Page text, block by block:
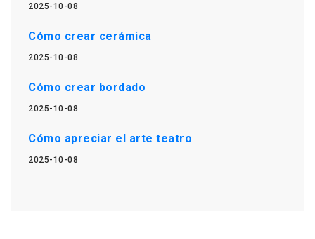
2025-10-08
Cómo crear cerámica
2025-10-08
Cómo crear bordado
2025-10-08
Cómo apreciar el arte teatro
2025-10-08